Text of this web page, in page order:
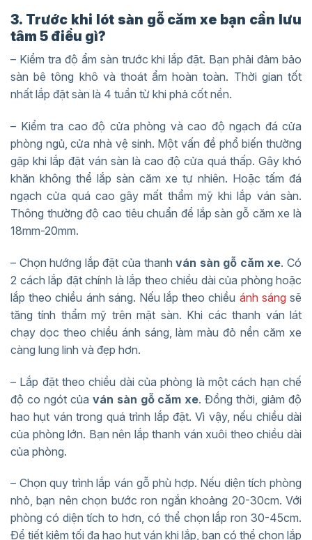
3. Trước khi lót sàn gỗ căm xe bạn cần lưu
tâm 5 điều gì?
– Kiểm tra độ ẩm sàn trước khi lắp đặt. Bạn phải đảm bảo
sàn bê tông khô và thoát ẩm hoàn toàn. Thời gian tốt
nhất lắp đặt sàn là 4 tuần từ khi phả cốt nền.
– Kiểm tra cao độ cửa phòng và cao độ ngạch đá cửa
phòng ngủ, cửa nhà vệ sinh. Một vấn đề phổ biến thường
gặp khi lắp đặt ván sàn là cao độ cửa quá thấp. Gây khó
khăn không thể lắp sàn căm xe tự nhiên. Hoặc tấm đá
ngạch cửa quá cao gây mất thẩm mỹ khi lắp ván sàn.
Thông thường độ cao tiêu chuẩn để lắp sàn gỗ căm xe là
18mm-20mm.
– Chọn hướng lắp đặt của thanh ván sàn gỗ căm xe. Có
2 cách lắp đặt chính là lắp theo chiều dài của phòng hoặc
lắp theo chiều ánh sáng. Nếu lắp theo chiều ánh sáng sẽ
tăng tính thẩm mỹ trên mặt sàn. Khi các thanh ván lát
chạy dọc theo chiều ánh sáng, làm màu đỏ nền căm xe
càng lung linh và đẹp hơn.
– Lắp đặt theo chiều dài của phòng là một cách hạn chế
độ co ngót của ván sàn gỗ căm xe. Đồng thời, giảm độ
hao hụt ván trong quá trình lắp đặt. Vì vậy, nếu chiều dài
của phòng lớn. Bạn nên lắp thanh ván xuôi theo chiều dài
của phòng.
– Chọn quy trình lắp ván gỗ phù hợp. Nếu diện tích phòng
nhỏ, bạn nên chọn bước ron ngắn khoảng 20-30cm. Với
phòng có diện tích to hơn, có thể chọn lắp ron 30-45cm.
Để tiết kiệm tối đa hao hụt ván khi lắp, bạn có thể chọn lắp